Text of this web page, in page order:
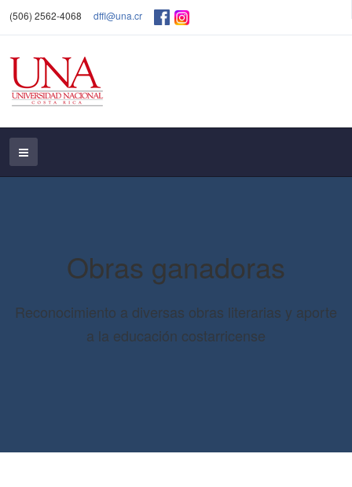
(506) 2562-4068 dffl@una.cr
Obras ganadoras
Reconocimiento a diversas obras literarias y aporte
a la educación costarricense